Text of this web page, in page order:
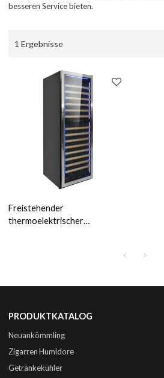
besseren Service bieten.
1 Ergebnisse
Freistehender
thermoelektrischer
PRODUKTKATALOG
Neuankömmling
Zigarren Humidore
Getränkekühler